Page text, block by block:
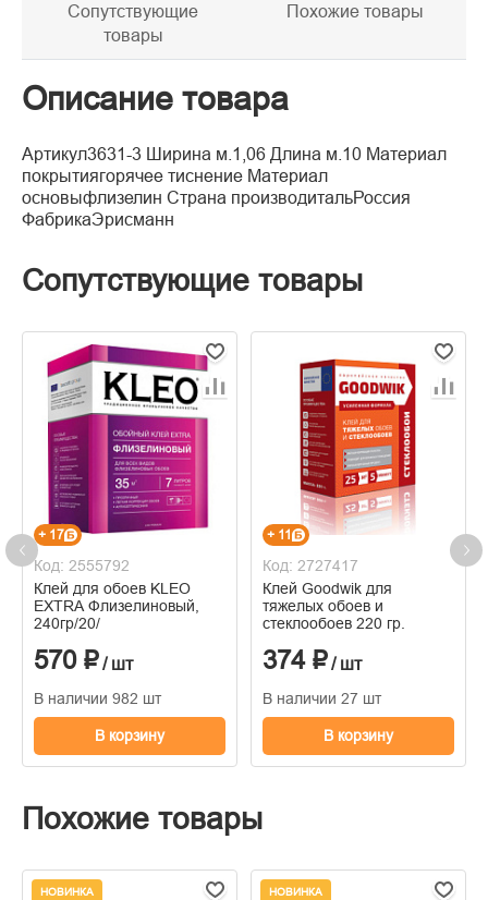
Сопутствующие
товары
Похожие товары
Описание товара
Артикул3631-3 Ширина м.1,06 Длина м.10 Материал
покрытиягорячее тиснение Материал
основыфлизелин Страна производитальРоссия
ФабрикаЭрисманн
Сопутствующие товары
+ 17
Код: 2555792
Клей для обоев KLEO
EXTRA Флизелиновый,
240гр/20/
570 ₽/ шт
В наличии 982 шт
В корзину
+ 11
Код: 2727417
Клей Goodwik для
тяжелых обоев и
стеклообоев 220 гр.
374 ₽/ шт
В наличии 27 шт
В корзину
Похожие товары
НОВИНКА НОВИНКА